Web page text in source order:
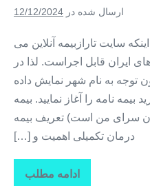
در
ارسال شده در 12/12/2024
سایت تارازبیمه آنلاین می
ایران قابل اجراست. لذا در
توجه به نام شهر نمایش داده
نامه را آغاز نمایید. بیمه
سرای من است) تعریف بیمه
درمان تکمیلی اهمیت و […]
ادامه مطلب
تاراز